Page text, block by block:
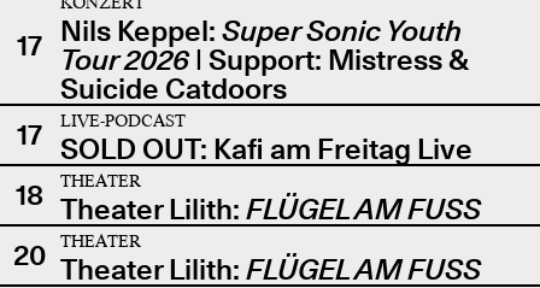
17 Nils Keppel: Super Sonic Youth
Tour 2026| Support: Mistress &
Suicide Catdoors
17
LIVE-PODCAST
SOLD OUT: Kafi am Freitag Live
18
THEATER
Theater Lilith: FLÜGEL AM FUSS
20
THEATER
Theater Lilith: FLÜGEL AM FUSS